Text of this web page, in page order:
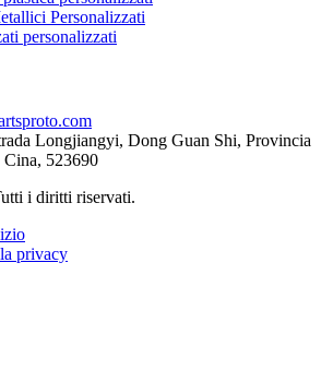
Personalizzati
personalizzati
Longjiangyi, Dong Guan Shi, Provincia
523690
i diritti riservati.
privacy